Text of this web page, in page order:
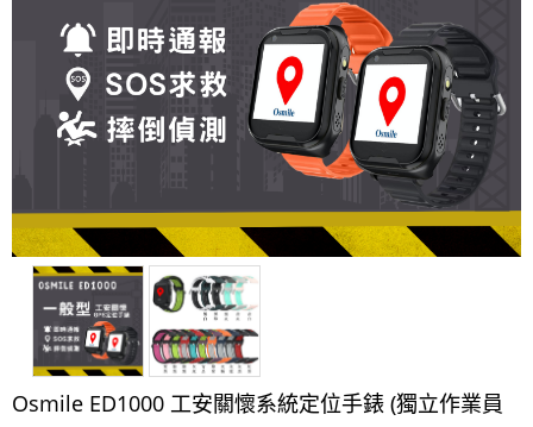
Osmile ED1000 工安關懷系統定位手錶 (獨立作業員